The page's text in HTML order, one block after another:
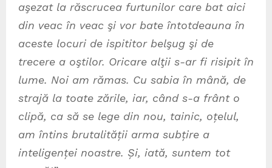
aşezat la răscrucea furtunilor care bat aici
din veac în veac şi vor bate întotdeauna în
aceste locuri de ispititor belşug şi de
trecere a oştilor. Oricare alţii s-ar fi risipit în
lume. Noi am rămas. Cu sabia în mână, de
strajă la toate zările, iar, când s-a frânt o
clipă, ca să se lege din nou, tainic, oțelul,
am întins brutalității arma subțire a
inteligenței noastre. Și, iată, suntem tot